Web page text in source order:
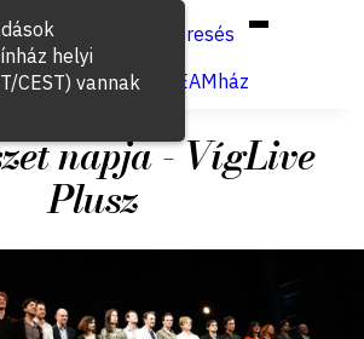
Keresés
VígSTREAMház
napja - VígLive
Plusz
helyi
CEST) vannak